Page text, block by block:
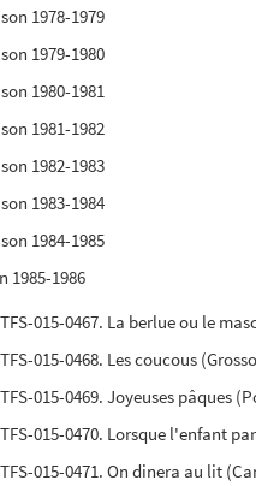
1978-1979
1979-1980
1980-1981
1981-1982
1982-1983
1983-1984
1984-1985
1985-1986
015-0467. La berlue ou le
015-0468. Les coucous
015-0469. Joyeuses pâques
015-0470. Lorsque l'enfant
015-0471. On dinera au lit